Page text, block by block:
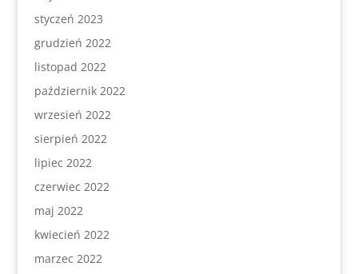
styczeń 2023
grudzień 2022
listopad 2022
październik 2022
wrzesień 2022
sierpień 2022
lipiec 2022
czerwiec 2022
maj 2022
kwiecień 2022
marzec 2022